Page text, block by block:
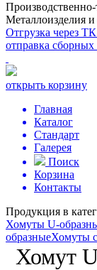
Металлоизделия и
Отгрузка через
отправка сборных
открыть корзину
Главная
Каталог
Стандарт
Галерея
Поиск
Корзина
Контакты
Продукция в
Хомуты U-
образныеХомуты
Хомут